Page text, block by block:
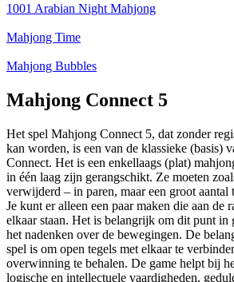
1001 Arabian Night Mahjong
Mahjong Time
Mahjong Bubbles
Mahjong Connect 5
Het spel Mahjong Connect 5, dat zonder
kan worden, is een van de klassieke (basis)
Connect. Het is een enkellaags (plat)
in één laag zijn gerangschikt. Ze moeten
verwijderd – in paren, maar een groot aantal
Je kunt er alleen een paar maken die aan de
elkaar staan. Het is belangrijk om dit punt in
het nadenken over de bewegingen. De
spel is om open tegels met elkaar te
overwinning te behalen. De game helpt bij
logische en intellectuele vaardigheden,